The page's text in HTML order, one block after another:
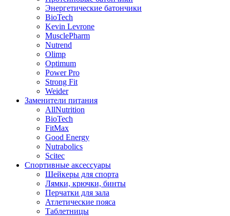
Энергетические батончики
BioTech
Kevin Levrone
MusclePharm
Nutrend
Olimp
Optimum
Power Pro
Strong Fit
Weider
Заменители питания
AllNutrition
BioTech
FitMax
Good Energy
Nutrabolics
Scitec
Спортивные аксессуары
Шейкеры для спорта
Лямки, крючки, бинты
Перчатки для зала
Атлетические пояса
Таблетницы